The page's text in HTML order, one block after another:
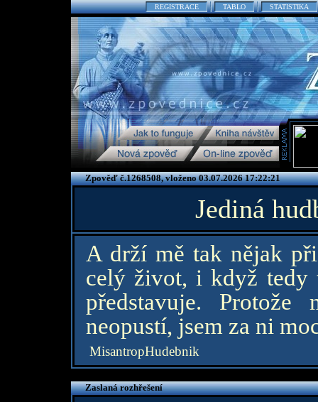
REGISTRACE TABLO STATISTIKA
Zpověď č.1268508, vloženo 03.07.2026 17:22:21
Jediná
A drží mě tak nějak
celý život, i když tedy
představuje.
neopustí, jsem za ni
MisantropHudebnik
Zaslaná rozhřešení